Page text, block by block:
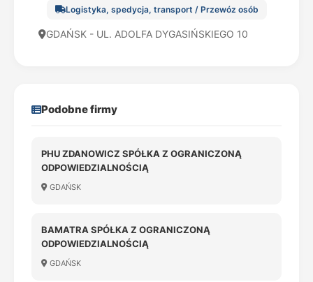
Logistyka, spedycja, transport / Przewóz osób
GDAŃSK - UL. ADOLFA DYGASIŃSKIEGO 10
Podobne firmy
PHU ZDANOWICZ SPÓŁKA Z OGRANICZONĄ
ODPOWIEDZIALNOŚCIĄ
GDAŃSK
BAMATRA SPÓŁKA Z OGRANICZONĄ
ODPOWIEDZIALNOŚCIĄ
GDAŃSK